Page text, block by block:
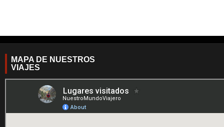
MAPA DE NUESTROS
VIAJES